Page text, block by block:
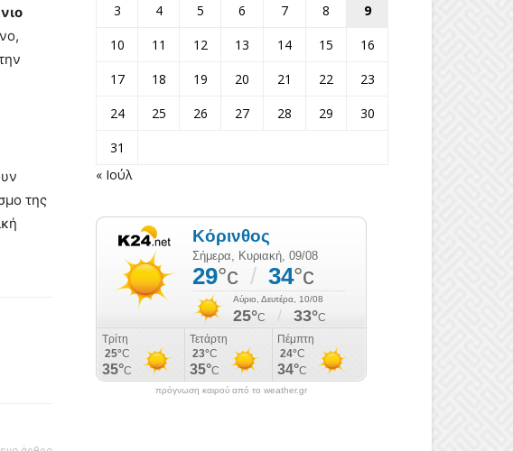
της
3
4 5 6 7 8
9
10
11 12 13 14 15
16
17
18 19 20 21 22
23
24
25 26 27 28 29
30
31
« Ιούλ
πρόγνωση καιρού από το weather.gr